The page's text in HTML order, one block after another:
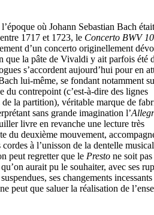
où Johann Sebastian Bach
1717 et 1723, le Concerto BWV
d’un concerto originellement
que la pâte de Vivaldi y ait parfois été
s’accordent aujourd’hui pour en
lui-même, se fondant notamment
du contrepoint (c’est-à-dire des lignes
de la partition), véritable marque de
sans grande imagination l’
livre en revanche une lecture très
du deuxième mouvement,
à l’unisson de la dentelle
peut regretter que le Presto ne soit pas
aurait pu le souhaiter, avec ses
ses changements
peut que saluer la réalisation de